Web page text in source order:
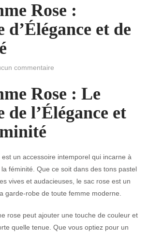
Rose :
d’Élégance et de
commentaire
Rose : Le
de l’Élégance et
un accessoire intemporel qui incarne à
la féminité. Que ce soit dans des tons pastel
vives et audacieuses, le sac rose est un
garde-robe de toute femme moderne.
rose peut ajouter une touche de couleur et
quelle tenue. Que vous optiez pour un